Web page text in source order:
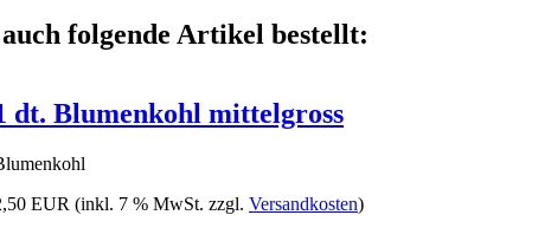
folgende Artikel bestellt:
dt. Blumenkohl mittelgross
EUR (inkl. 7 % MwSt. zzgl. Versandkosten)